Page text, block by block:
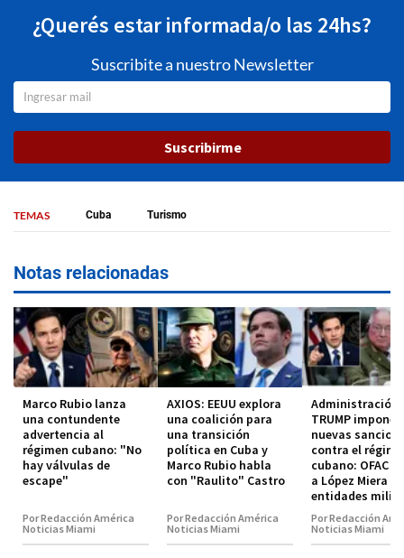
¿Querés estar informada/o las 24hs?
Suscribite a nuestro Newsletter
Suscribirme
TEMAS Cuba Turismo
Notas relacionadas
Marco Rubio lanza
una contundente
advertencia al
régimen cubano: "No
hay válvulas de
escape"
Por Redacción América
Noticias Miami
AXIOS: EEUU explora
una coalición para
una transición
política en Cuba y
Marco Rubio habla
con "Raulito" Castro
Por Redacción América
Noticias Miami
Administración
TRUMP impone
nuevas
contra el
cubano: OFAC
a López Miera y
entidades
Por Redacción
Noticias Miami